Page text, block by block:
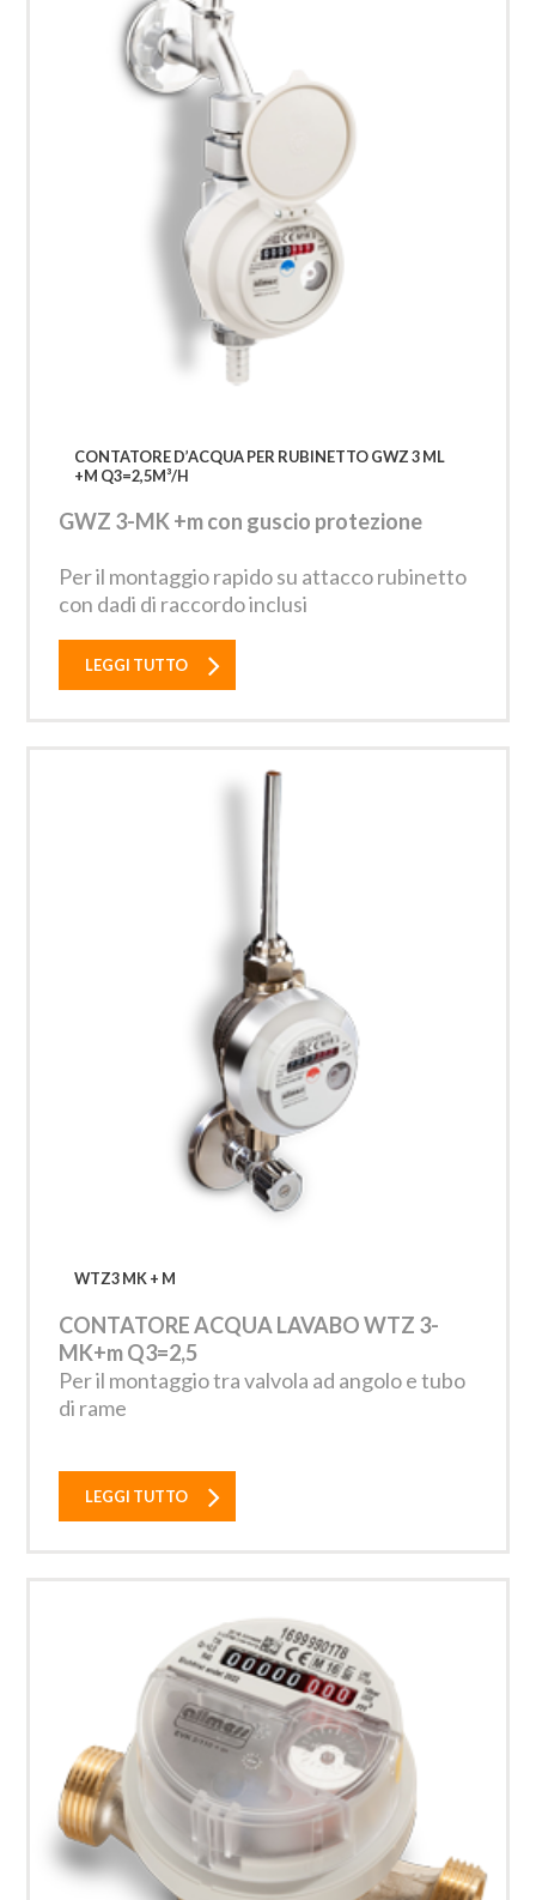
CONTATORE D’ACQUA PER RUBINETTO GWZ 3 ML
+M Q3=2,5M³/H
GWZ 3-MK +m con guscio protezione
Per il montaggio rapido su attacco rubinetto
con dadi di raccordo inclusi
LEGGI TUTTO
WTZ3 MK + M
CONTATORE ACQUA LAVABO WTZ 3-
MK+m Q3=2,5
Per il montaggio tra valvola ad angolo e tubo
di rame
LEGGI TUTTO